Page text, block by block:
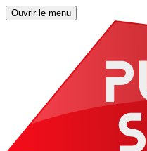
Ouvrir le menu